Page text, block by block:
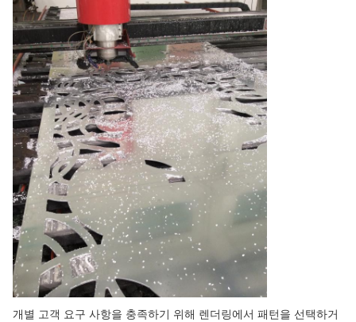
개별 고객 요구 사항을 충족하기 위해 렌더링에서 패턴을 선택하거